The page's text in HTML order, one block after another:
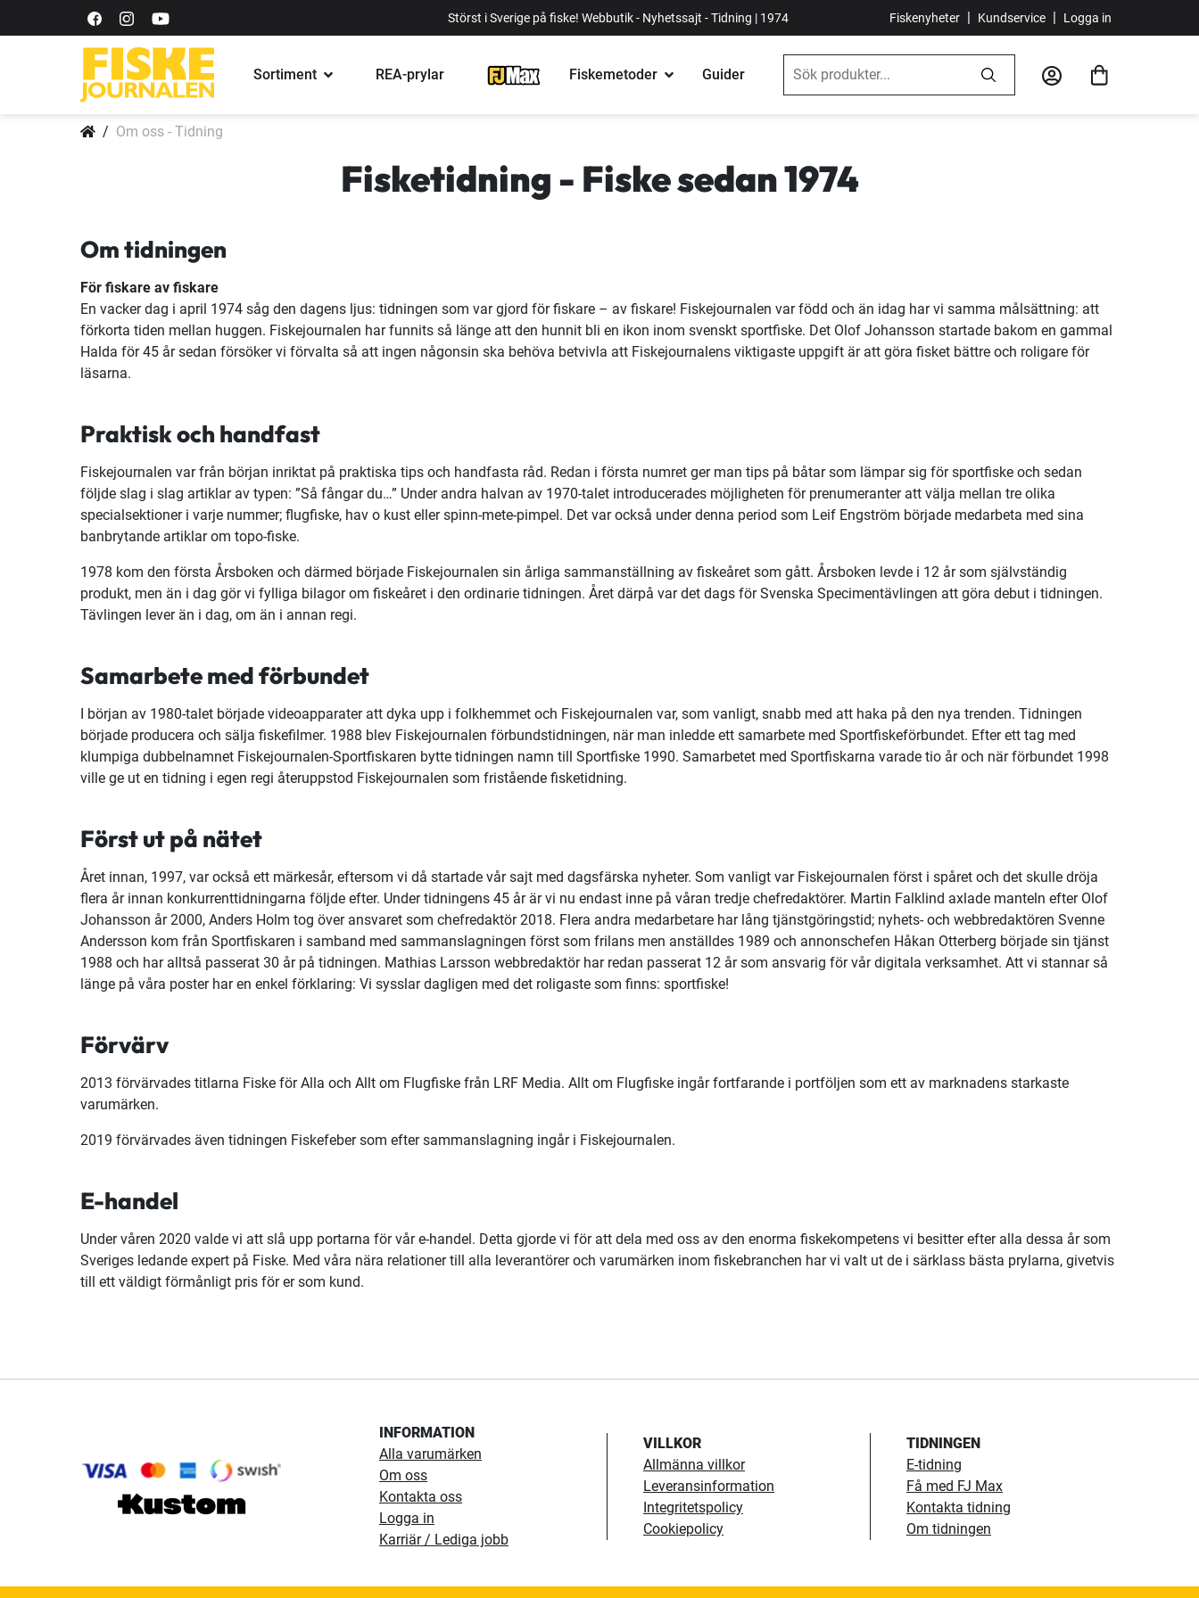
Störst i Sverige på fiske! Webbutik - Nyhetssajt - Tidning | 1974 Fiskenyheter | Kundservice | Logga in
Sortiment REA-prylar Fiskemetoder Guider
Om oss - Tidning
Fisketidning - Fiske sedan 1974
Om tidningen
För fiskare av fiskare
En vacker dag i april 1974 såg den dagens ljus: tidningen som var gjord för fiskare – av fiskare! Fiskejournalen var född och än idag har vi samma målsättning: att
förkorta tiden mellan huggen. Fiskejournalen har funnits så länge att den hunnit bli en ikon inom svenskt sportfiske. Det Olof Johansson startade bakom en gammal
Halda för 45 år sedan försöker vi förvalta så att ingen någonsin ska behöva betvivla att Fiskejournalens viktigaste uppgift är att göra fisket bättre och roligare för
läsarna.
Praktisk och handfast
Fiskejournalen var från början inriktat på praktiska tips och handfasta råd. Redan i första numret ger man tips på båtar som lämpar sig för sportfiske och sedan
följde slag i slag artiklar av typen: ”Så fångar du…” Under andra halvan av 1970-talet introducerades möjligheten för prenumeranter att välja mellan tre olika
specialsektioner i varje nummer; flugfiske, hav o kust eller spinn-mete-pimpel. Det var också under denna period som Leif Engström började medarbeta med sina
banbrytande artiklar om topo-fiske.
1978 kom den första Årsboken och därmed började Fiskejournalen sin årliga sammanställning av fiskeåret som gått. Årsboken levde i 12 år som självständig
produkt, men än i dag gör vi fylliga bilagor om fiskeåret i den ordinarie tidningen. Året därpå var det dags för Svenska Specimentävlingen att göra debut i tidningen.
Tävlingen lever än i dag, om än i annan regi.
Samarbete med förbundet
I början av 1980-talet började videoapparater att dyka upp i folkhemmet och Fiskejournalen var, som vanligt, snabb med att haka på den nya trenden. Tidningen
började producera och sälja fiskefilmer. 1988 blev Fiskejournalen förbundstidningen, när man inledde ett samarbete med Sportfiskeförbundet. Efter ett tag med
klumpiga dubbelnamnet Fiskejournalen-Sportfiskaren bytte tidningen namn till Sportfiske 1990. Samarbetet med Sportfiskarna varade tio år och när förbundet 1998
ville ge ut en tidning i egen regi återuppstod Fiskejournalen som fristående fisketidning.
Först ut på nätet
Året innan, 1997, var också ett märkesår, eftersom vi då startade vår sajt med dagsfärska nyheter. Som vanligt var Fiskejournalen först i spåret och det skulle dröja
flera år innan konkurrenttidningarna följde efter. Under tidningens 45 år är vi nu endast inne på våran tredje chefredaktörer. Martin Falklind axlade manteln efter Olof
Johansson år 2000, Anders Holm tog över ansvaret som chefredaktör 2018. Flera andra medarbetare har lång tjänstgöringstid; nyhets- och webbredaktören Svenne
Andersson kom från Sportfiskaren i samband med sammanslagningen först som frilans men anställdes 1989 och annonschefen Håkan Otterberg började sin tjänst
1988 och har alltså passerat 30 år på tidningen. Mathias Larsson webbredaktör har redan passerat 12 år som ansvarig för vår digitala verksamhet. Att vi stannar så
länge på våra poster har en enkel förklaring: Vi sysslar dagligen med det roligaste som finns: sportfiske!
Förvärv
2013 förvärvades titlarna Fiske för Alla och Allt om Flugfiske från LRF Media. Allt om Flugfiske ingår fortfarande i portföljen som ett av marknadens starkaste
varumärken.
2019 förvärvades även tidningen Fiskefeber som efter sammanslagning ingår i Fiskejournalen.
E-handel
Under våren 2020 valde vi att slå upp portarna för vår e-handel. Detta gjorde vi för att dela med oss av den enorma fiskekompetens vi besitter efter alla dessa år som
Sveriges ledande expert på Fiske. Med våra nära relationer till alla leverantörer och varumärken inom fiskebranchen har vi valt ut de i särklass bästa prylarna, givetvis
till ett väldigt förmånligt pris för er som kund.
INFORMATION
Alla varumärken
Om oss
Kontakta oss
Logga in
Karriär / Lediga jobb
VILLKOR
Allmänna villkor
Leveransinformation
Integritetspolicy
Cookiepolicy
TIDNINGEN
E-tidning
Få med FJ Max
Kontakta tidning
Om tidningen